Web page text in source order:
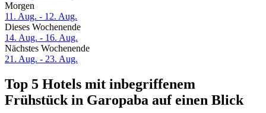
Morgen
11. Aug. - 12. Aug.
Dieses Wochenende
14. Aug. - 16. Aug.
Nächstes Wochenende
21. Aug. - 23. Aug.
Top 5 Hotels mit inbegriffenem
Frühstück in Garopaba auf einen Blick